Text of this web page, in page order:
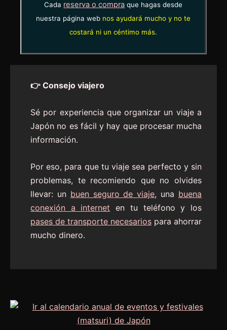
Cada reserva o compra que hagas desde
nuestra página web nos ayudará mucho y no te
costará ni un céntimo más.
👉 Consejo viajero
Sé por experiencia que organizar un viaje a
Japón no es fácil y hay que procesar mucha
información.
Por eso, para que tu viaje sea perfecto y sin
problemas, te recomiendo que no olvides
llevar: un buen seguro de viaje, una buena
conexión a internet
en tu teléfono y los
pases de transporte necesarios para ahorrar
mucho dinero.